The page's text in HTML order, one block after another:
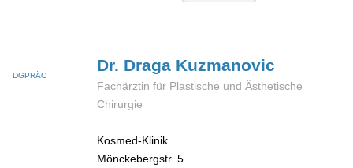
DGPRÄC
Dr. Draga Kuzmanovic
Fachärztin für Plastische und Ästhetische
Chirurgie
Kosmed-Klinik
Mönckebergstr. 5